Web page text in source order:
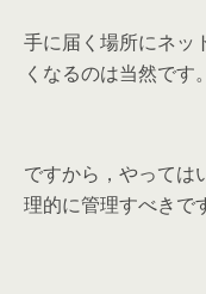
手に届く場所にネッ
くなるのは当然です。
ですから，やっては
理的に管理すべきで